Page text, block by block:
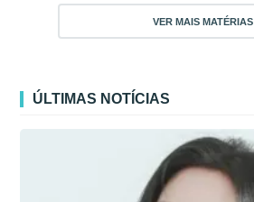
VER MAIS MATÉRIAS
ÚLTIMAS NOTÍCIAS